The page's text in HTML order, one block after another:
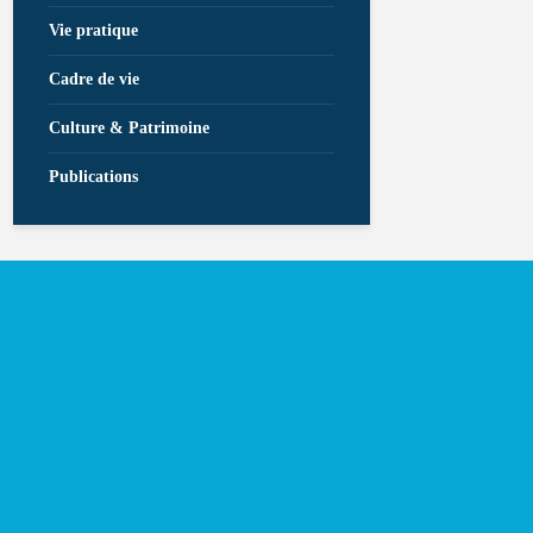
Vie pratique
Cadre de vie
Culture & Patrimoine
Publications